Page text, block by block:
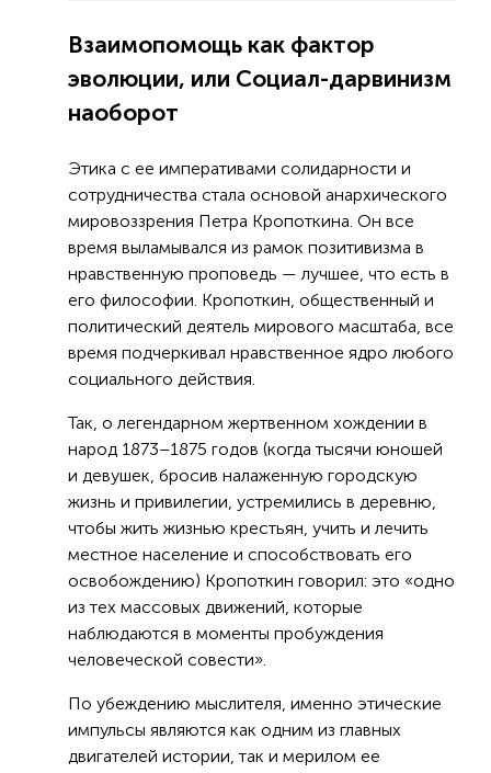
Взаимопомощь как фактор
эволюции, или Социал-дарвинизм
наоборот
Этика с ее императивами солидарности и
сотрудничества стала основой анархического
мировоззрения Петра Кропоткина. Он все
время выламывался из рамок позитивизма в
нравственную проповедь — лучшее, что есть в
его философии. Кропоткин, общественный и
политический деятель мирового масштаба, все
время подчеркивал нравственное ядро любого
социального действия.
Так, о легендарном жертвенном хождении в
народ 1873–1875 годов (когда тысячи юношей
и девушек, бросив налаженную городскую
жизнь и привилегии, устремились в деревню,
чтобы жить жизнью крестьян, учить и лечить
местное население и способствовать его
освобождению) Кропоткин говорил: это «одно
из тех массовых движений, которые
наблюдаются в моменты пробуждения
человеческой совести».
По убеждению мыслителя, именно этические
импульсы являются как одним из главных
двигателей истории, так и мерилом ее